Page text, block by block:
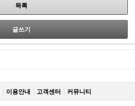
목록
글쓰기
이용안내 고객센터 커뮤니티